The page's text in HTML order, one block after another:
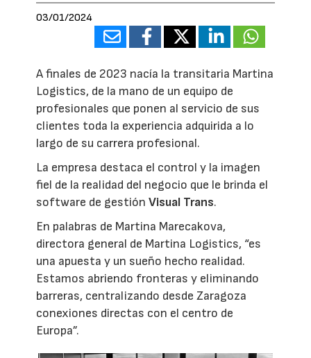
03/01/2024
A finales de 2023 nacía la transitaria Martina
Logistics, de la mano de un equipo de
profesionales que ponen al servicio de sus
clientes toda la experiencia adquirida a lo
largo de su carrera profesional.
La empresa destaca el control y la imagen
fiel de la realidad del negocio que le brinda el
software de gestiónVisual Trans.
En palabras de Martina Marecakova,
directora general de Martina Logistics, “es
una apuesta y un sueño hecho realidad.
Estamos abriendo fronteras y eliminando
barreras, centralizando desde Zaragoza
conexiones directas con el centro de
Europa”.